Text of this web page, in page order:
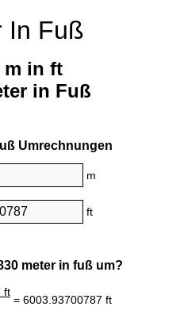
In Fuß
m in ft
in Fuß
Umrechnungen
m
ft
meter in fuß um?
ft
= 6003.93700787 ft